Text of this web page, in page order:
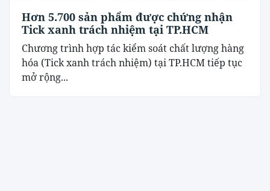
Hơn 5.700 sản phẩm được chứng nhận
Tick xanh trách nhiệm tại TP.HCM
Chương trình hợp tác kiểm soát chất lượng hàng
hóa (Tick xanh trách nhiệm) tại TP.HCM tiếp tục
mở rộng...